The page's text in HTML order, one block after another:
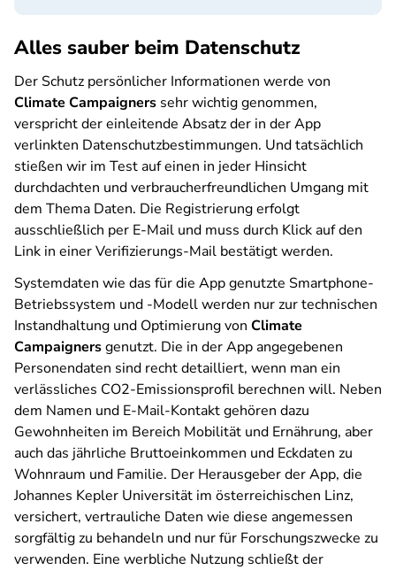
Alles sauber beim Datenschutz
Der Schutz persönlicher Informationen werde von
Climate Campaigners sehr wichtig genommen,
verspricht der einleitende Absatz der in der App
verlinkten Datenschutzbestimmungen. Und tatsächlich
stießen wir im Test auf einen in jeder Hinsicht
durchdachten und verbraucherfreundlichen Umgang mit
dem Thema Daten. Die Registrierung erfolgt
ausschließlich per E-Mail und muss durch Klick auf den
Link in einer Verifizierungs-Mail bestätigt werden.
Systemdaten wie das für die App genutzte Smartphone-
Betriebssystem und -Modell werden nur zur technischen
Instandhaltung und Optimierung von Climate
Campaignersgenutzt. Die in der App angegebenen
Personendaten sind recht detailliert, wenn man ein
verlässliches CO2-Emissionsprofil berechnen will. Neben
dem Namen und E-Mail-Kontakt gehören dazu
Gewohnheiten im Bereich Mobilität und Ernährung, aber
auch das jährliche Bruttoeinkommen und Eckdaten zu
Wohnraum und Familie. Der Herausgeber der App, die
Johannes Kepler Universität im österreichischen Linz,
versichert, vertrauliche Daten wie diese angemessen
sorgfältig zu behandeln und nur für Forschungszwecke zu
verwenden. Eine werbliche Nutzung schließt der